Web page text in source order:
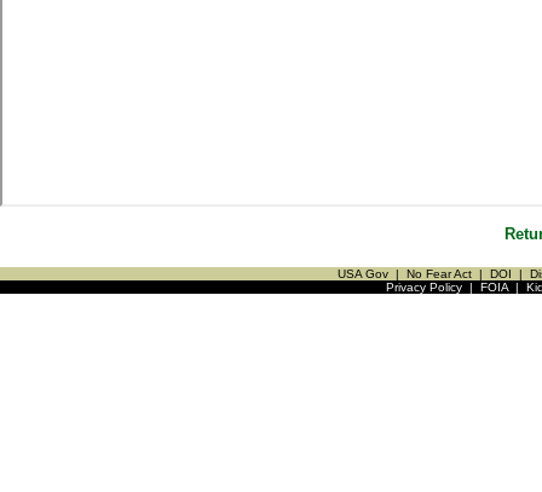
USA Gov | No Fear Act | DOI |
Privacy Policy| FOIA|